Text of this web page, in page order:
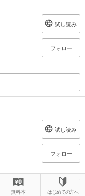
試し読み
フォロー
試し読み
フォロー
無料本 はじめての方へ